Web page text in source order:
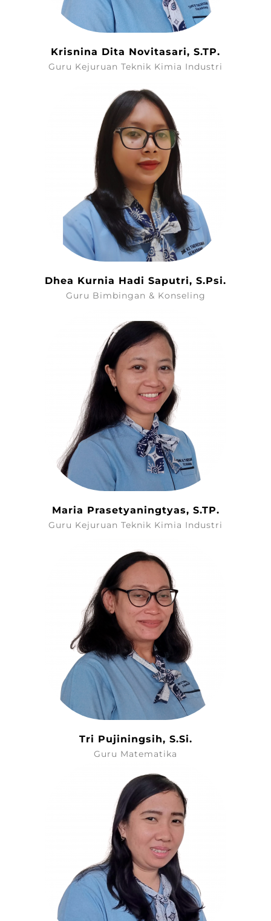
Krisnina Dita Novitasari, S.TP.
Guru Kejuruan Teknik Kimia Industri
Dhea Kurnia Hadi Saputri, S.Psi.
Guru Bimbingan & Konseling
Maria Prasetyaningtyas, S.TP.
Guru Kejuruan Teknik Kimia Industri
Tri Pujiningsih, S.Si.
Guru Matematika